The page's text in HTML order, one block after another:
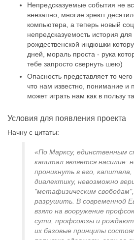
Непредсказуемые события не
внезапно, многие зреют
компьютера, а теперь новый
непредсказуемость история для
рождественской индюшки
дней, мораль проста - рука
тебе запросто свернуть шею)
Опасность представляет то
что нам известно, понимание и
может играть нам как в пользу
Условия для появления проекта
Начну с цитаты:
«По Марксу, единственным
капитал является насилие:
проникнуть в его, капитала,
диалектику, невозможно
"метафизическим
разрушить. В современной
взяло на вооружение
сути, профсоюзы и
их базовые принципы